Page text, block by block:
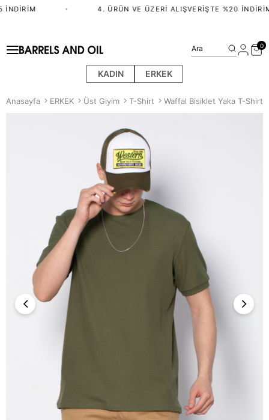
4. ÜRÜN VE ÜZERI ALIŞVERIŞTE %20 İNDIRIM
KADIN ERKEK
Ara 0
Anasayfa ERKEK Üst Giyim T-Shirt Waffal Bisiklet Yaka T-Shirt